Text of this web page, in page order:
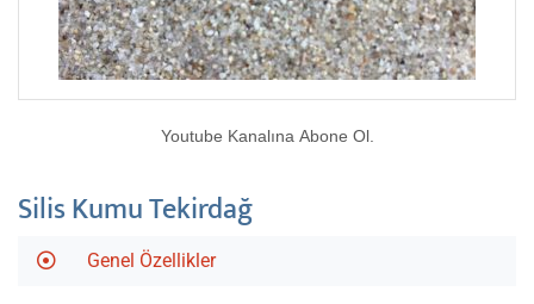
Youtube Kanalına Abone Ol.
Silis Kumu Tekirdağ
Genel Özellikler